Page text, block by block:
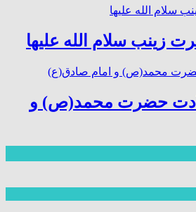
زینب سلام الله علیها
حضرت محمد(ص) و